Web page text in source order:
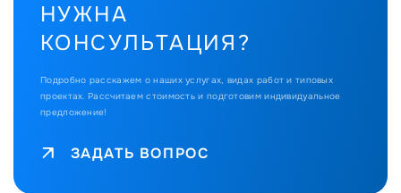
НУЖНА
КОНСУЛЬТАЦИЯ?
Подробно расскажем о наших услугах, видах работ и типовых
проектах. Рассчитаем стоимость и подготовим индивидуальное
предложение!
ЗАДАТЬ ВОПРОС